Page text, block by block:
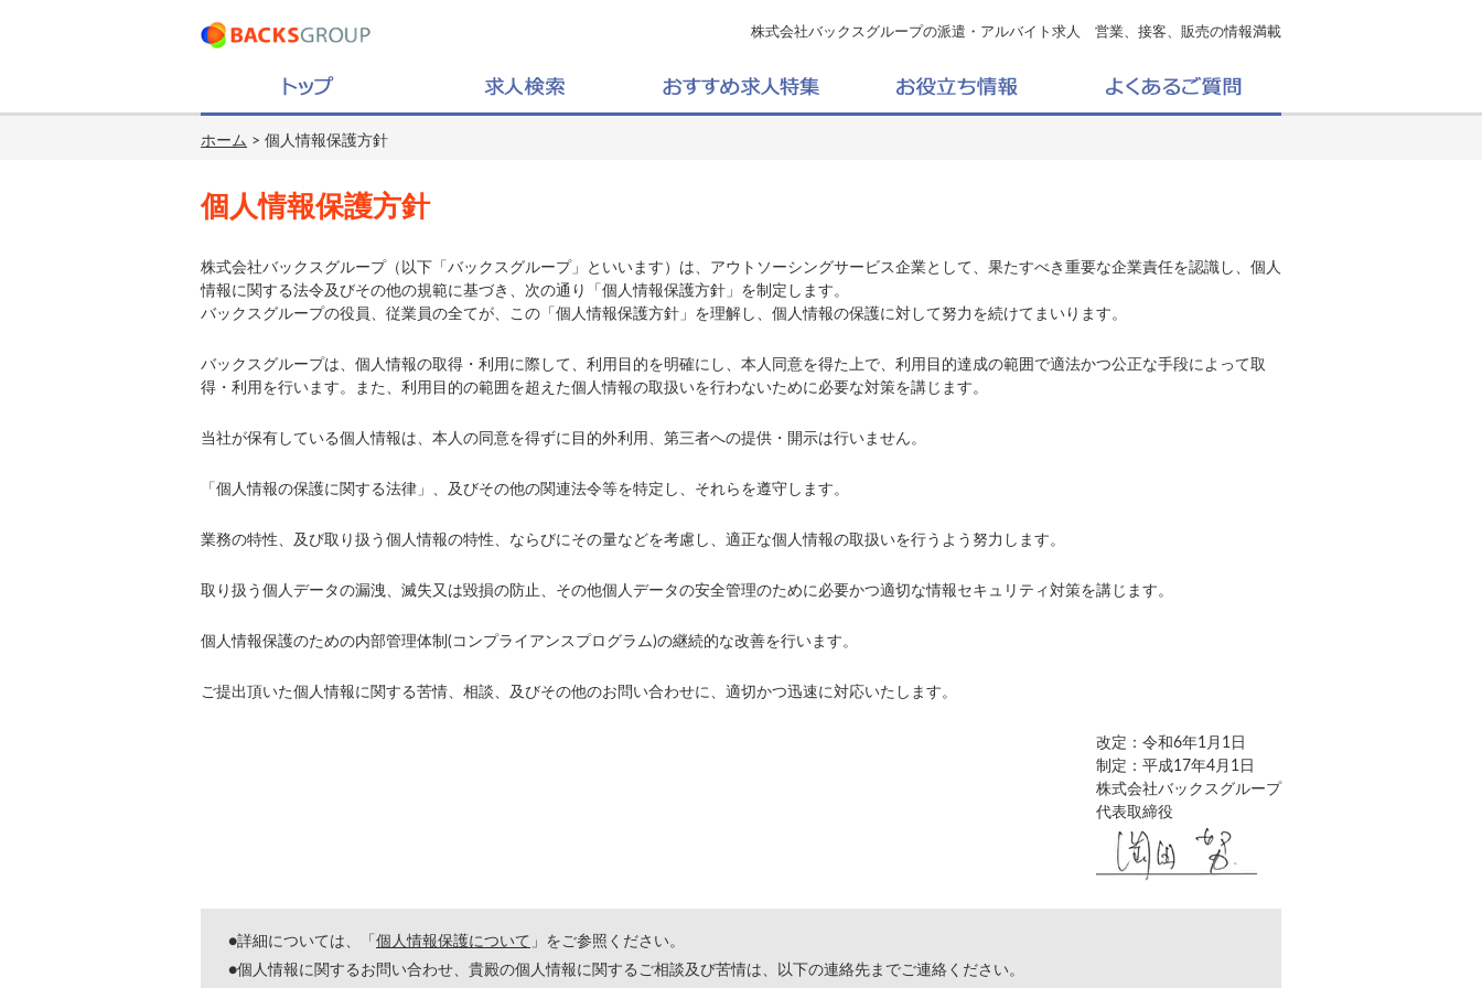
株式会社バックスグループの派遣・アルバイト求人 営業、接客、販売の情報満載
ホーム > 個人情報保護方針
個人情報保護方針
株式会社バックスグループ（以下「バックスグループ」といいます）は、アウトソーシングサービス企業として、果たすべき重要な企業責任を認識し、個人
情報に関する法令及びその他の規範に基づき、次の通り「個人情報保護方針」を制定します。
バックスグループの役員、従業員の全てが、この「個人情報保護方針」を理解し、個人情報の保護に対して努力を続けてまいります。
バックスグループは、個人情報の取得・利用に際して、利用目的を明確にし、本人同意を得た上で、利用目的達成の範囲で適法かつ公正な手段によって取
得・利用を行います。また、利用目的の範囲を超えた個人情報の取扱いを行わないために必要な対策を講じます。
当社が保有している個人情報は、本人の同意を得ずに目的外利用、第三者への提供・開示は行いません。
「個人情報の保護に関する法律」、及びその他の関連法令等を特定し、それらを遵守します。
業務の特性、及び取り扱う個人情報の特性、ならびにその量などを考慮し、適正な個人情報の取扱いを行うよう努力します。
取り扱う個人データの漏洩、滅失又は毀損の防止、その他個人データの安全管理のために必要かつ適切な情報セキュリティ対策を講じます。
個人情報保護のための内部管理体制(コンプライアンスプログラム)の継続的な改善を行います。
ご提出頂いた個人情報に関する苦情、相談、及びその他のお問い合わせに、適切かつ迅速に対応いたします。
改定：令和6年1月1日
制定：平成17年4月1日
株式会社バックスグループ
代表取締役
●詳細については、「 個人情報保護について 」をご参照ください。
●個人情報に関するお問い合わせ、貴殿の個人情報に関するご相談及び苦情は、以下の連絡先までご連絡ください。